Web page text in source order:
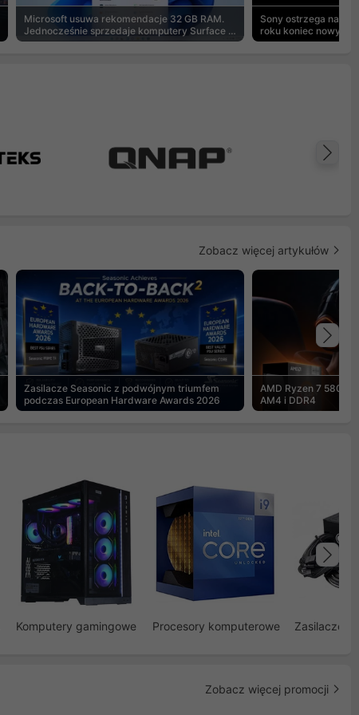
Microsoft usuwa rekomendacje 32 GB RAM.
Jednocześnie sprzedaje komputery Surface z
8 GB
Sony ostrzega na
roku koniec nowych
Zobacz więcej artykułów
Zasilacze Seasonic z podwójnym triumfem
podczas European Hardware Awards 2026
AMD Ryzen 7
AM4 i DDR4
Komputery gamingowe Procesory komputerowe Zasilacze
Zobacz więcej promocji